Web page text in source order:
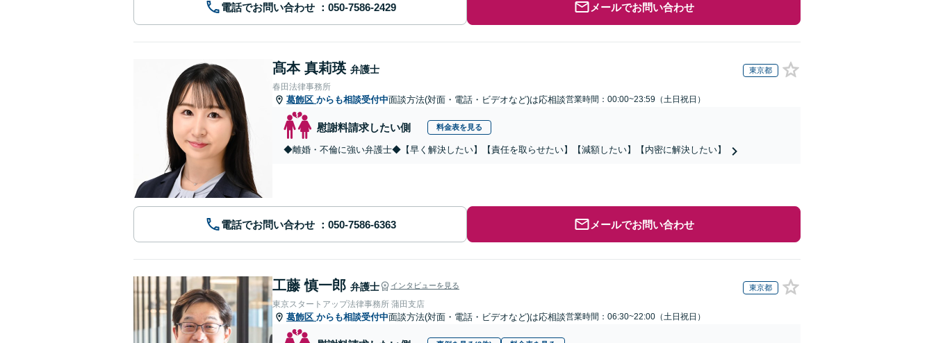
電話でお問い合わせ メールでお問い合わせ
髙本 真莉瑛 弁護士 東京都
春田法律事務所
葛飾区 からも相談受付中面談方法(対面・電話・ビデオなど)は応相談営業時間：00:00~23:59（土日祝日）
慰謝料請求したい側 料金表を見る
◆離婚・不倫に強い弁護士◆【早く解決したい】【責任を取らせたい】【減額したい】【内密に解決したい】
電話でお問い合わせ メールでお問い合わせ
工藤 慎一郎 弁護士 インタビューを見る 東京都
東京スタートアップ法律事務所 蒲田支店
葛飾区 からも相談受付中面談方法(対面・電話・ビデオなど)は応相談営業時間：06:30~22:00（土日祝日）